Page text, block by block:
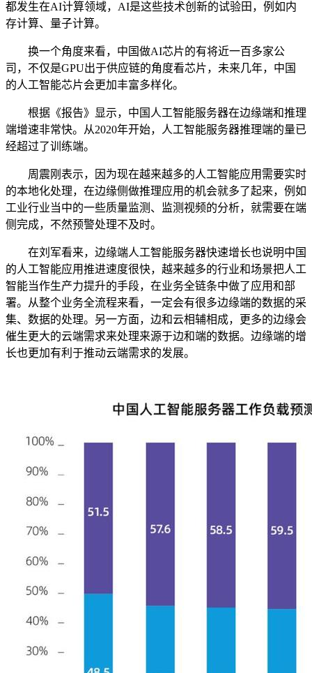
都发生在AI计算领域，AI是这些技术创新的试验田，例如内
存计算、量子计算。
换一个角度来看，中国做AI芯片的有将近一百多家公
司，不仅是GPU出于供应链的角度看芯片，未来几年，中国
的人工智能芯片会更加丰富多样化。
根据《报告》显示，中国人工智能服务器在边缘端和推理
端增速非常快。从2020年开始，人工智能服务器推理端的量已
经超过了训练端。
周震刚表示，因为现在越来越多的人工智能应用需要实时
的本地化处理，在边缘侧做推理应用的机会就多了起来，例如
工业行业当中的一些质量监测、监测视频的分析，就需要在端
侧完成，不然预警处理不及时。
在刘军看来，边缘端人工智能服务器快速增长也说明中国
的人工智能应用推进速度很快，越来越多的行业和场景把人工
智能当作生产力提升的手段，在业务全链条中做了应用和部
署。从整个业务全流程来看，一定会有很多边缘端的数据的采
集、数据的处理。另一方面，边和云相辅相成，更多的边缘会
催生更大的云端需求来处理来源于边和端的数据。边缘端的增
长也更加有利于推动云端需求的发展。